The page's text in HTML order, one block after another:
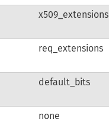
x509_extensions
req_extensions
default_bits
none